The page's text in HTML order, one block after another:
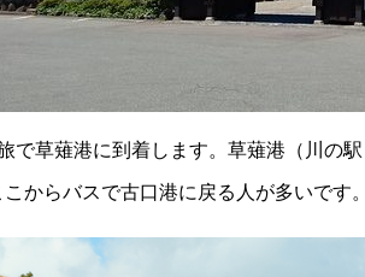
で草薙港に到着します。草薙港（川の
からバスで古口港に戻る人が多いです。